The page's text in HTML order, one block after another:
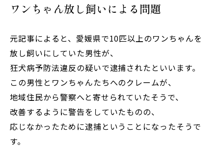
ワンちゃん放し飼いによる問題
元記事によると、愛媛県で10匹以上のワンちゃんを
放し飼いにしていた男性が、
狂犬病予防法違反の疑いで逮捕されたといいます。
この男性とワンちゃんたちへのクレームが、
地域住民から警察へと寄せられていたそうで、
改善するように警告をしていたものの、
応じなかったために逮捕ということになったそうで
す。